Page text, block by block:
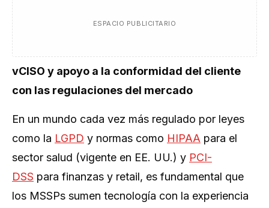
ESPACIO PUBLICITARIO
vCISO y apoyo a la conformidad del cliente
con las regulaciones del mercado
En un mundo cada vez más regulado por leyes
como la LGPD y normas como HIPAA para el
sector salud (vigente en EE. UU.) y PCI-
DSS para finanzas y retail, es fundamental que
los MSSPs sumen tecnología con la experiencia